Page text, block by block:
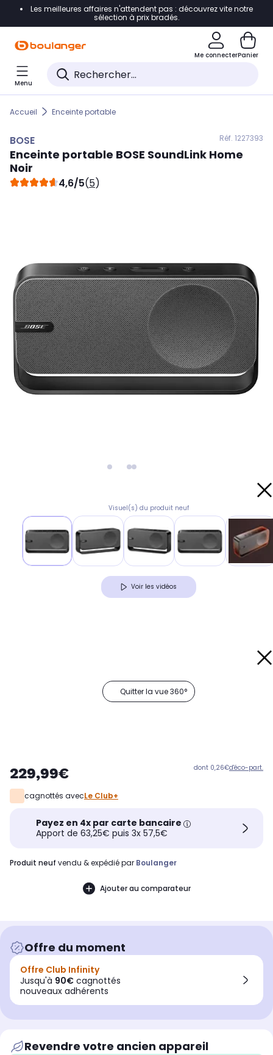
Accéder directement à la navigation
Accéder directement au pied de page
Accéder directement au chatbot
Les meilleures affaires n'attendent pas : découvrez vite notre
sélection à prix bradés.
Me connecterPanier
Menu
Accueil Enceinte portable
BOSE Réf. 1227393
Enceinte portable BOSE SoundLink Home
Noir
4,6/5(5)
Visuel(s) du produit neuf
Voir les vidéos
Quitter la vue 360°
229,99€ dont 0,26€d'éco-part.
cagnottés avecLe Club+
Payez en 4x par carte bancaire
Apport de 63,25€ puis 3x 57,5€
produit neuf vendu & expédié par Boulanger
Ajouter au comparateur
Offre du moment
Offre Club Infinity
Jusqu'à 90€ cagnottés
nouveaux adhérents
Revendre votre ancien appareil